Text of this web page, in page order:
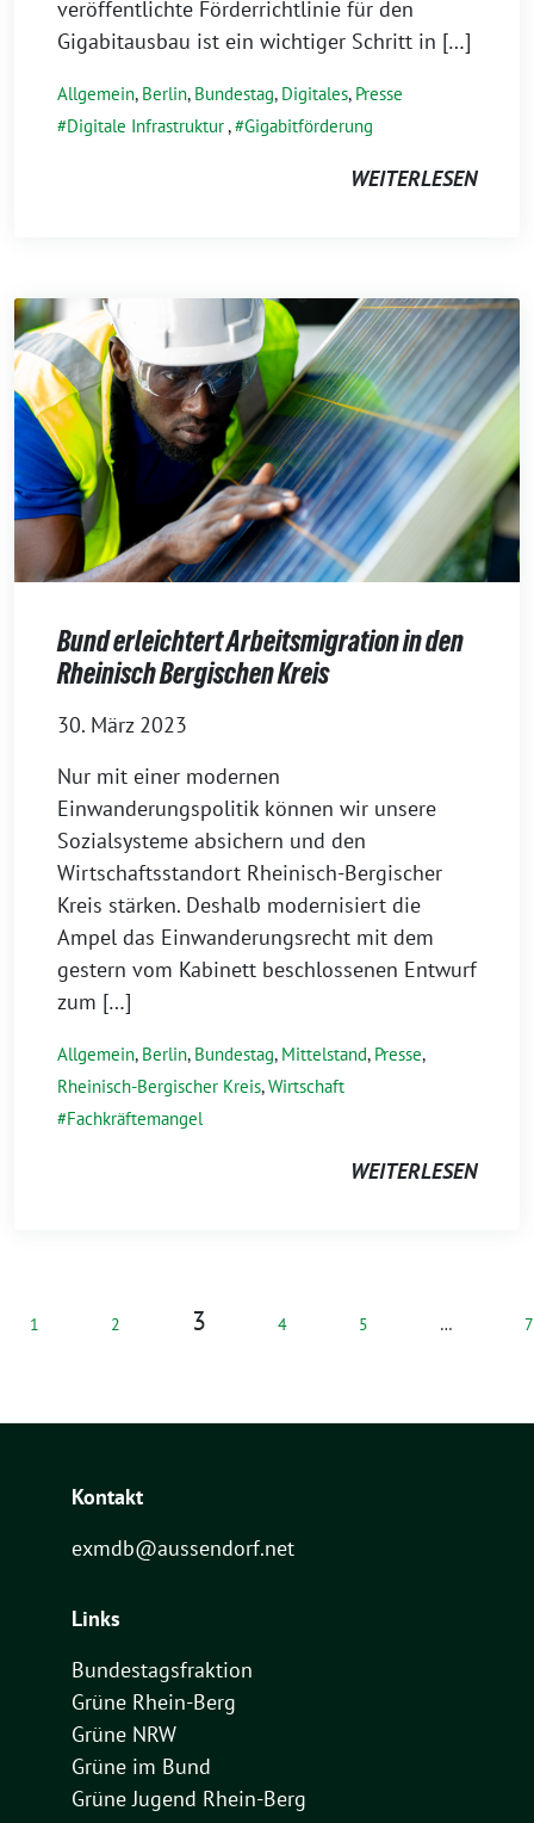
veröffentlichte Förderrichtlinie für den
Gigabitausbau ist ein wichtiger Schritt in […]
Allgemein, Berlin, Bundestag, Digitales, Presse
Digitale Infrastruktur, Gigabitförderung
WEITERLESEN
Bund erleichtert Arbeitsmigration in den
Rheinisch Bergischen Kreis
30. März 2023
Nur mit einer modernen
Einwanderungspolitik können wir unsere
Sozialsysteme absichern und den
Wirtschaftsstandort Rheinisch-Bergischer
Kreis stärken. Deshalb modernisiert die
Ampel das Einwanderungsrecht mit dem
gestern vom Kabinett beschlossenen Entwurf
zum […]
Allgemein, Berlin, Bundestag, Mittelstand, Presse,
Rheinisch-Bergischer Kreis,Wirtschaft
Fachkräftemangel
WEITERLESEN
1 2 3 4 5 … 7
Kontakt
exmdb@aussendorf.net
Links
Bundestagsfraktion
Grüne Rhein-Berg
Grüne NRW
Grüne im Bund
Grüne Jugend Rhein-Berg